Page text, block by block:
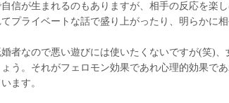
信が生まれるのもありますが、相手の反応を楽
プライベートな話で盛り上がったり、明らかに
者なので悪い遊びには使いたくないですが(笑)
う。それがフェロモン効果であれ心理的効果で
ます。